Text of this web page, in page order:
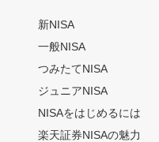
新NISA
一般NISA
つみたてNISA
ジュニアNISA
NISAをはじめるには
楽天証券NISAの魅力